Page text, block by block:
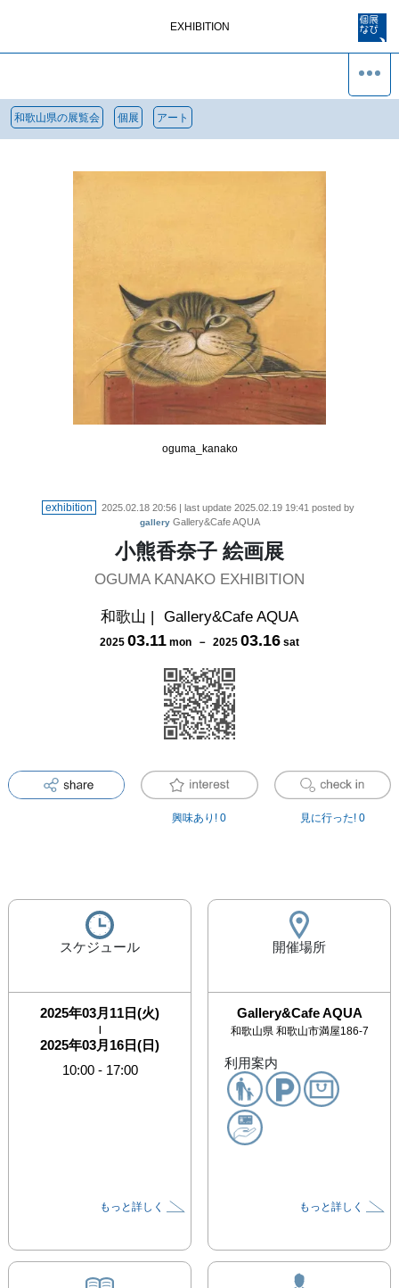
EXHIBITION
和歌山県の展覧会 個展 アート
oguma_kanako
exhibition 2025.02.18 20:56 | last update 2025.02.19 19:41 posted by
gallery Gallery&Cafe AQUA
小熊香奈子 絵画展
OGUMA KANAKO EXHIBITION
和歌山 | Gallery&Cafe AQUA
2025 03.11 mon － 2025 03.16 sat
興味あり! 0 見に行った! 0
スケジュール
2025年03月11日(火)
|
2025年03月16日(日)
10:00- 17:00
もっと詳しく
開催場所
Gallery&Cafe AQUA
和歌山県 和歌山市満屋186-7
利用案内
もっと詳しく